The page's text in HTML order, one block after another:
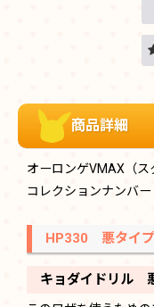
商品詳細
オーロンゲVMAX（
コレクションナンバ
HP330 悪タイ
キョダイドリル